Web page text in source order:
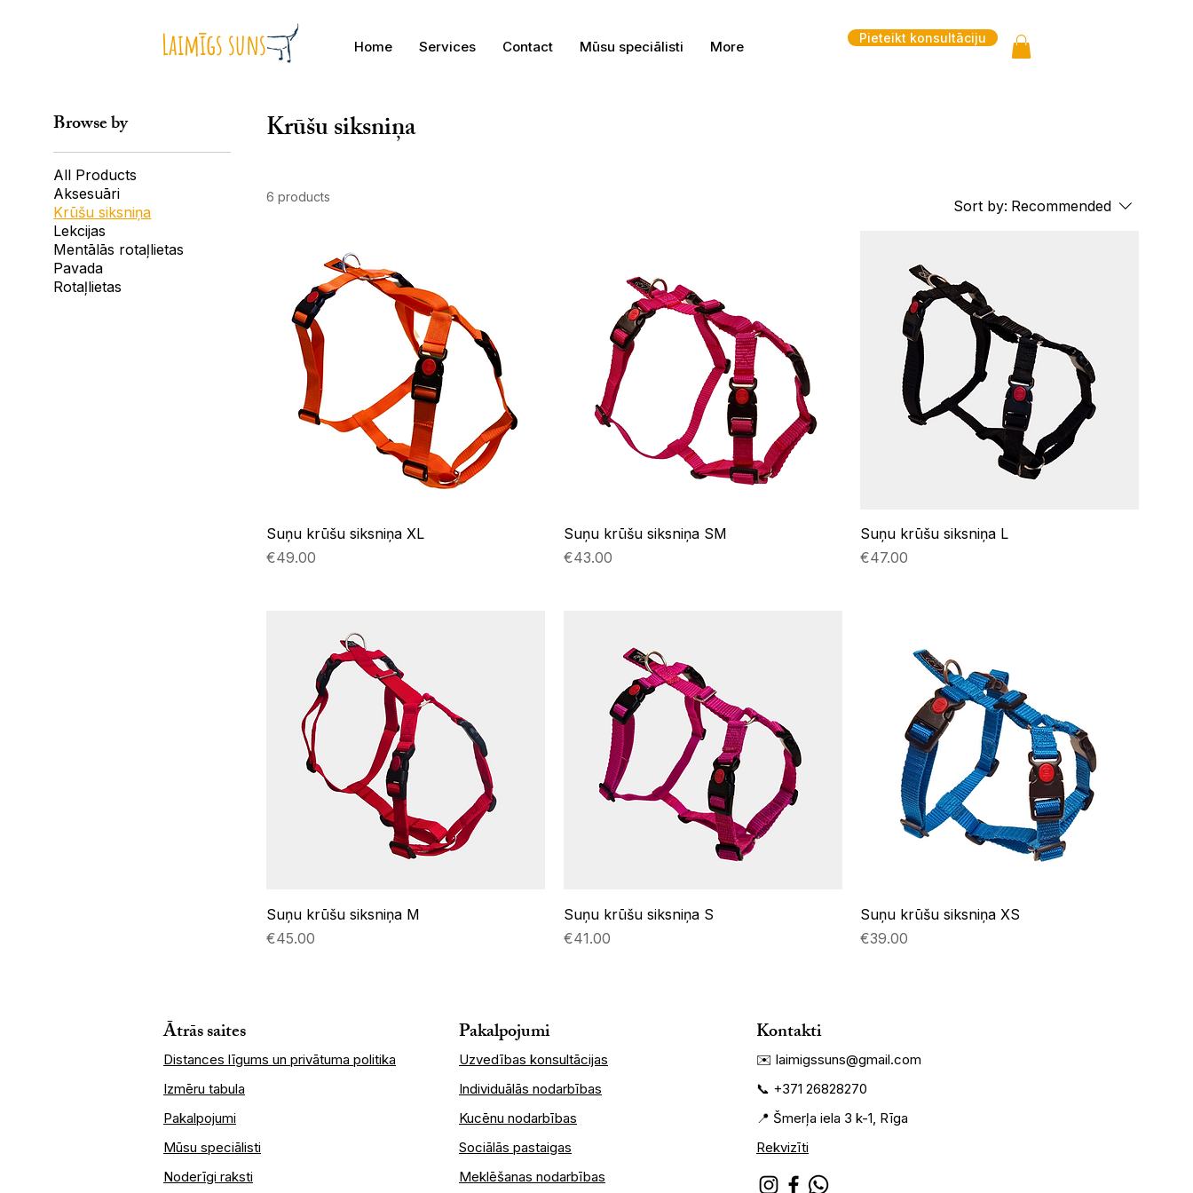
Laimīgs suns Home Services Contact Mūsu speciālisti More
Pieteikt konsultāciju
Browse by
All Products
Aksesuāri
Krūšu siksniņa
Lekcijas
Mentālās rotaļlietas
Pavada
Rotaļlietas
Krūšu siksniņa
6 products
Sort by: Recommended
Suņu krūšu siksniņa XL
Price
€49.00
Suņu krūšu siksniņa SM
Price
€43.00
Suņu krūšu siksniņa L
Price
€47.00
Suņu krūšu siksniņa M
Price
€45.00
Suņu krūšu siksniņa S
Price
€41.00
Suņu krūšu siksniņa XS
Price
€39.00
Ātrās saites
​Distances līgums un privātuma politika
Izmēru tabula
Pakalpojumi
Mūsu speciālisti
Noderīgi raksti
Pakalpojumi
​Uzvedības konsultācijas
Individuālās nodarbības
Kucēnu nodarbības
Sociālās pastaigas
Meklēšanas nodarbības
Kontakti
​✉️ laimigssuns@gmail.com
📞 +371 26828270
📍 Šmerļa iela 3 k-1, Rīga
Rekvizīti